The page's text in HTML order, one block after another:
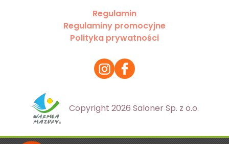
Regulamin
Regulaminy promocyjne
Polityka prywatności
Copyright 2026 Saloner Sp. z o.o.